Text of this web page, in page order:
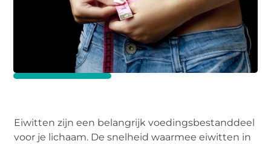
Eiwitten zijn een belangrijk voedingsbestanddeel
voor je lichaam. De snelheid waarmee eiwitten in